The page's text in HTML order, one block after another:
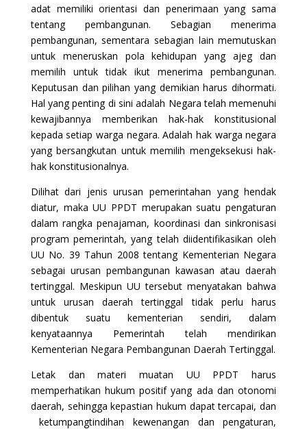
adat memiliki orientasi dan penerimaan yang sama
tentang pembangunan. Sebagian menerima
pembangunan, sementara sebagian lain memutuskan
untuk meneruskan pola kehidupan yang ajeg dan
memilih untuk tidak ikut menerima pembangunan.
Keputusan dan pilihan yang demikian harus dihormati.
Hal yang penting di sini adalah Negara telah memenuhi
kewajibannya memberikan hak-hak konstitusional
kepada setiap warga negara. Adalah hak warga negara
yang bersangkutan untuk memilih mengeksekusi hak-
hak konstitusionalnya.
Dilihat dari jenis urusan pemerintahan yang hendak
diatur, maka UU PPDT merupakan suatu pengaturan
dalam rangka penajaman, koordinasi dan sinkronisasi
program pemerintah, yang telah diidentifikasikan oleh
UU No. 39 Tahun 2008 tentang Kementerian Negara
sebagai urusan pembangunan kawasan atau daerah
tertinggal. Meskipun UU tersebut menyatakan bahwa
untuk urusan daerah tertinggal tidak perlu harus
dibentuk suatu kementerian sendiri, dalam
kenyataannya Pemerintah telah mendirikan
Kementerian Negara Pembangunan Daerah Tertinggal.
Letak dan materi muatan UU PPDT harus
memperhatikan hukum positif yang ada dan otonomi
daerah, sehingga kepastian hukum dapat tercapai, dan
ketumpangtindihan kewenangan dan pengaturan,